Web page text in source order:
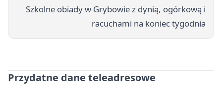
Szkolne obiady w Grybowie z dynią, ogórkową i
racuchami na koniec tygodnia
Przydatne dane teleadresowe